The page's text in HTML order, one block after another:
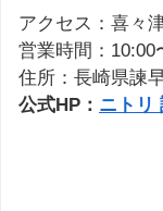
アクセス：喜々
営業時間：10:00
住所：長崎県諫
公式HP： ニトリ